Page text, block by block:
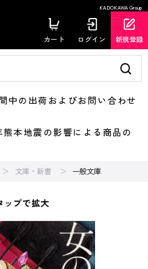
KADOKAWA Group
カート ログイン 新規登録
の出荷およびお問い合わせ
本地震の影響による商品の
文庫・新書 一般文庫
ップで拡大